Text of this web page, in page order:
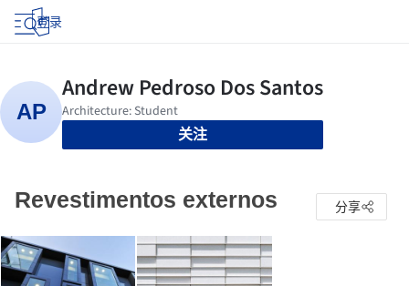
登录
关注
Revestimentos externos 分享